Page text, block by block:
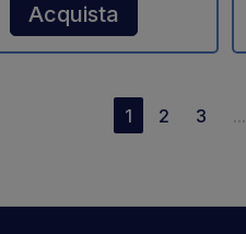
Acquista
1 2 3 ...